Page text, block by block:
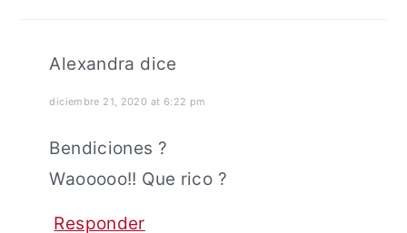
Alexandra dice
diciembre 21, 2020 at 6:22 pm
Bendiciones ?
Waooooo!! Que rico ?
Responder